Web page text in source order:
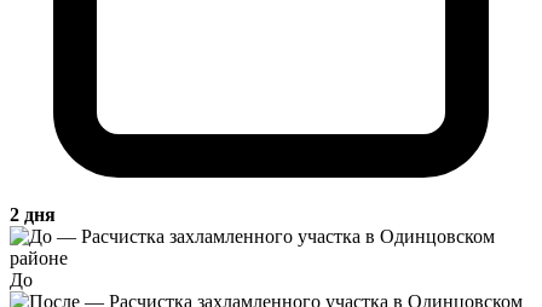
2 дня
До